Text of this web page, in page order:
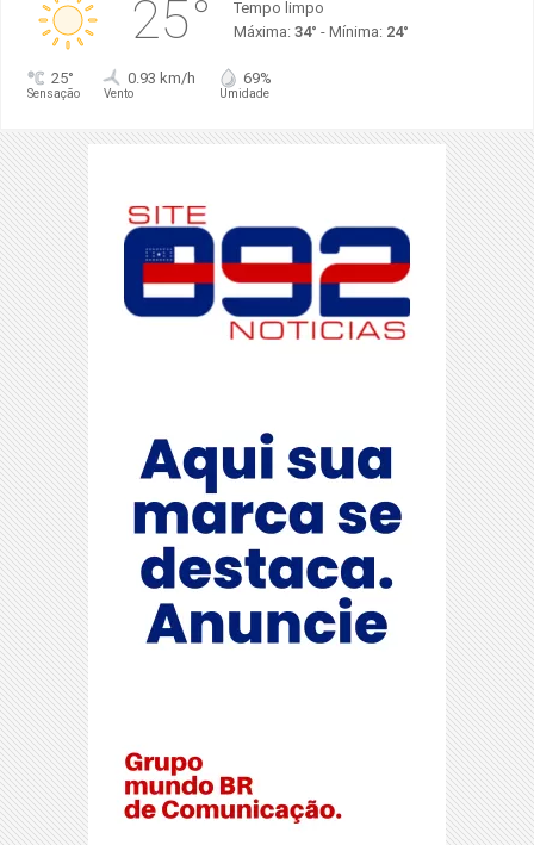
25°
Tempo limpo
Máxima: 34° - Mínima: 24°
25°
Sensação
0.93 km/h
Vento
69%
Umidade